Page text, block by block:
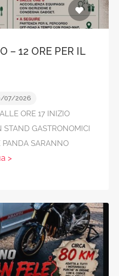
– 12 ORE PER IL
07/2026
ORE 17 INIZIO
STAND GASTRONOMICI
PANDA SARANNO
>